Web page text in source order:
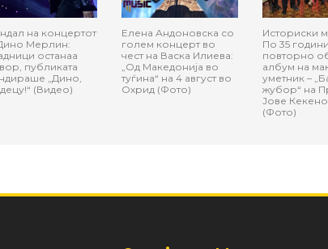
на концертот
Мерлин:
останаа
публиката
„Дино,
(Видео)
Елена Андоновска со
голем концерт во
чест на Васка Илиева:
„Од Македонија во
туѓина“ на 4 август во
Охрид (Фото)
Историски
По 35
повторно
албум на
уметник –
жубор“ на
Јове
(Фото)